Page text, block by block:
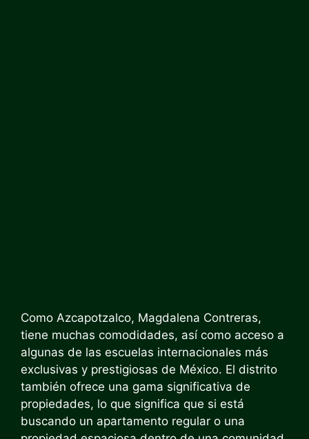
Como Azcapotzalco, Magdalena Contreras,
tiene muchas comodidades, así como acceso a
algunas de las escuelas internacionales más
exclusivas y prestigiosas de México. El distrito
también ofrece una gama significativa de
propiedades, lo que significa que si está
buscando un apartamento regular o una